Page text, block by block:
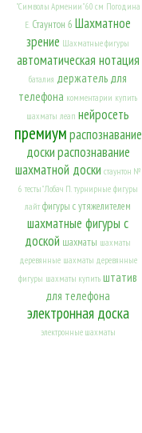
"Символы Армении" 60 см Погодина
Е. Стаунтон 6 Шахматное
зрение Шахматные фигуры
автоматическая нотация
баталия держатель для
телефона комментарии купить
шахматы леап нейросеть
премиумраспознавание
доскираспознавание
шахматной доски стаунтон №
6 тесты" Лобач П. турнирные фигуры
лайт фигуры с утяжелителем
шахматные фигуры с
доской шахматы шахматы
деревянные шахматы деревянные
фигуры шахматы купить штатив
для телефона
электронная доска
электронные шахматы